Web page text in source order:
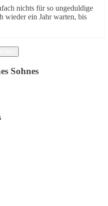
nichts für so ungeduldige
wieder ein Jahr warten, bis
Sohnes